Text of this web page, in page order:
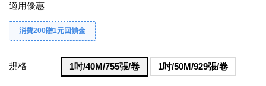
適用優惠
消費200贈1元回饋金
規格 1吋/40M/755張/卷 1吋/50M/929張/卷